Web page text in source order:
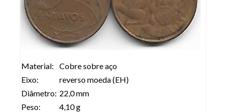
Material:
Eixo:
Diâmetro:
Peso:
Cobre sobre aço
reverso moeda (EH)
22,0 mm
4,10 g